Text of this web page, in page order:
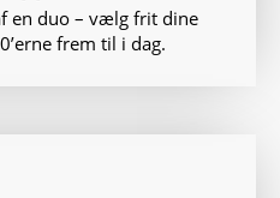
en duo – vælg frit dine
frem til i dag.